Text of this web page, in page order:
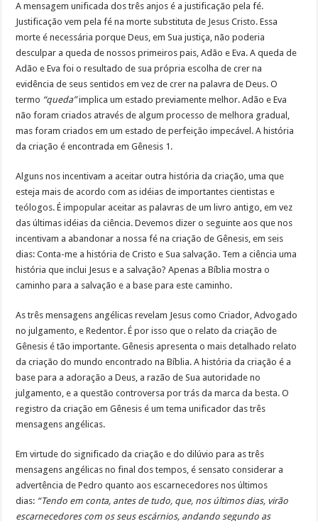
A mensagem unificada dos três anjos é a justificação pela fé.
Justificação vem pela fé na morte substituta de Jesus Cristo. Essa
morte é necessária porque Deus, em Sua justiça, não poderia
desculpar a queda de nossos primeiros pais, Adão e Eva. A queda de
Adão e Eva foi o resultado de sua própria escolha de crer na
evidência de seus sentidos em vez de crer na palavra de Deus. O
termo “queda”implica um estado previamente melhor. Adão e Eva
não foram criados através de algum processo de melhora gradual,
mas foram criados em um estado de perfeição impecável. A história
da criação é encontrada em Gênesis 1.
Alguns nos incentivam a aceitar outra história da criação, uma que
esteja mais de acordo com as idéias de importantes cientistas e
teólogos. É impopular aceitar as palavras de um livro antigo, em vez
das últimas idéias da ciência. Devemos dizer o seguinte aos que nos
incentivam a abandonar a nossa fé na criação de Gênesis, em seis
dias: Conta-me a história de Cristo e Sua salvação. Tem a ciência uma
história que inclui Jesus e a salvação? Apenas a Bíblia mostra o
caminho para a salvação e a base para este caminho.
As três mensagens angélicas revelam Jesus como Criador, Advogado
no julgamento, e Redentor. É por isso que o relato da criação de
Gênesis é tão importante. Gênesis apresenta o mais detalhado relato
da criação do mundo encontrado na Bíblia. A história da criação é a
base para a adoração a Deus, a razão de Sua autoridade no
julgamento, e a questão controversa por trás da marca da besta. O
registro da criação em Gênesis é um tema unificador das três
mensagens angélicas.
Em virtude do significado da criação e do dilúvio para as três
mensagens angélicas no final dos tempos, é sensato considerar a
advertência de Pedro quanto aos escarnecedores nos últimos
dias: “Tendo em conta, antes de tudo, que, nos últimos dias, virão
escarnecedores com os seus escárnios, andando segundo as